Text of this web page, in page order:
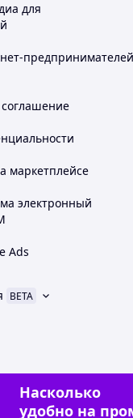
для
предпринимателей
соглашение
маркетплейсе
электронный
Ads
BETA
Насколько
удобно на